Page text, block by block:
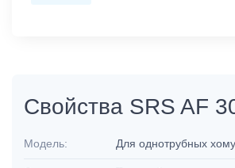
Свойства SRS AF
Модель: Для однотрубных